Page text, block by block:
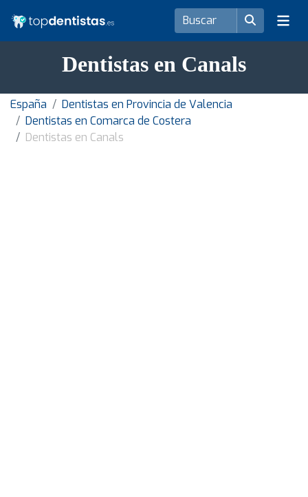
Dentistas en Canals
España
Dentistas en Provincia de Valencia
Dentistas en Comarca de Costera
Dentistas en Canals